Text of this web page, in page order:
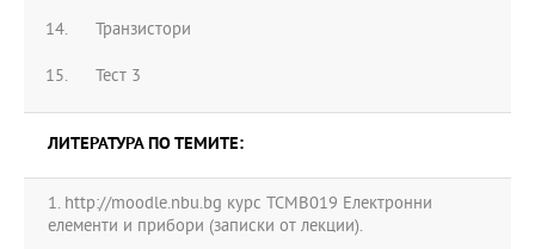
Транзистори
Тест 3
ЛИТЕРАТУРА ПО ТЕМИТЕ:
1. http://moodle.nbu.bg курс TCMB019 Електронни
елементи и прибори (записки от лекции).